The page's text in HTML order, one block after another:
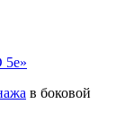
5e»
в боковой